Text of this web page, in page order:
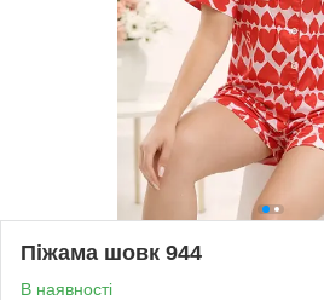
Піжама шовк 944
В наявності